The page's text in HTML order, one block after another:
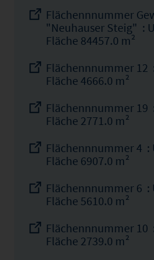
Flächennnummer
"Neuhauser Steig" :
Fläche 84457.0 m²
Flächennnummer 12
Fläche 4666.0 m²
Flächennnummer 19
Fläche 2771.0 m²
Flächennnummer 4 :
Fläche 6907.0 m²
Flächennnummer 6 :
Fläche 5610.0 m²
Flächennnummer 10
Fläche 2739.0 m²